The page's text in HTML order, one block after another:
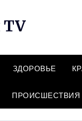
ЗДОРОВЬЕ
ПРОИСШЕСТВИЯ